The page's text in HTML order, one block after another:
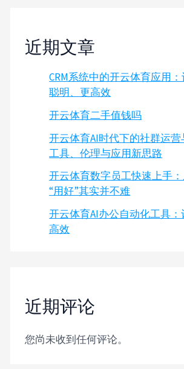
近期文章
CRM系统中的开云体育应用
聪明、更高效
开云体育二手值钱吗
开云体育AI时代下的社群运营
工具、伦理与应用新思路
开云体育数字员工快速上手
“用好”其实并不难
开云体育AI办公自动化工具
高效
近期评论
您尚未收到任何评论。